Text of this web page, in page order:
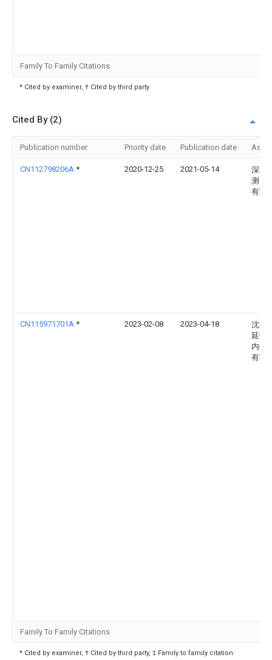
Family To Family Citations
* Cited by examiner, † Cited by third party
Cited By (2)
Publication number Priority date Publication date
CN112798206A * 2020-12-25 2021-05-14
深圳
测达
有限
CN115971701A * 2023-02-08 2023-04-18
沈阳
延锋
内饰
有限
Family To Family Citations
* Cited by examiner, † Cited by third party, ‡ Family to family citation